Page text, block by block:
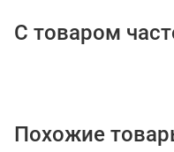
С товаром
Похожие